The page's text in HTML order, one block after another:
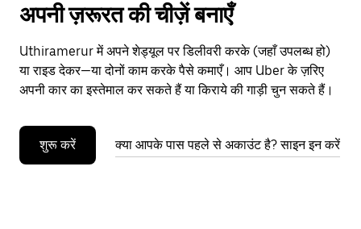
अपनी ज़रूरत की चीज़ें बनाएँ
Uthiramerur में अपने शेड्यूल पर डिलीवरी करके (जहाँ उपलब्ध हो)
या राइड देकर—या दोनों काम करके पैसे कमाएँ। आप Uber के ज़रिए
अपनी कार का इस्तेमाल कर सकते हैं या किराये की गाड़ी चुन सकते हैं।
शुरू करें क्या आपके पास पहले से अकाउंट है? साइन इन करें